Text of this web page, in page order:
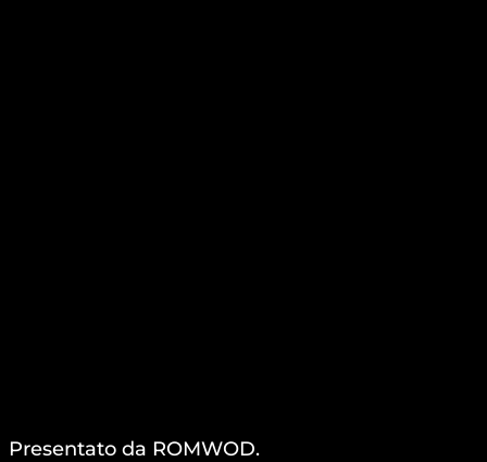
Presentato da ROMWOD.